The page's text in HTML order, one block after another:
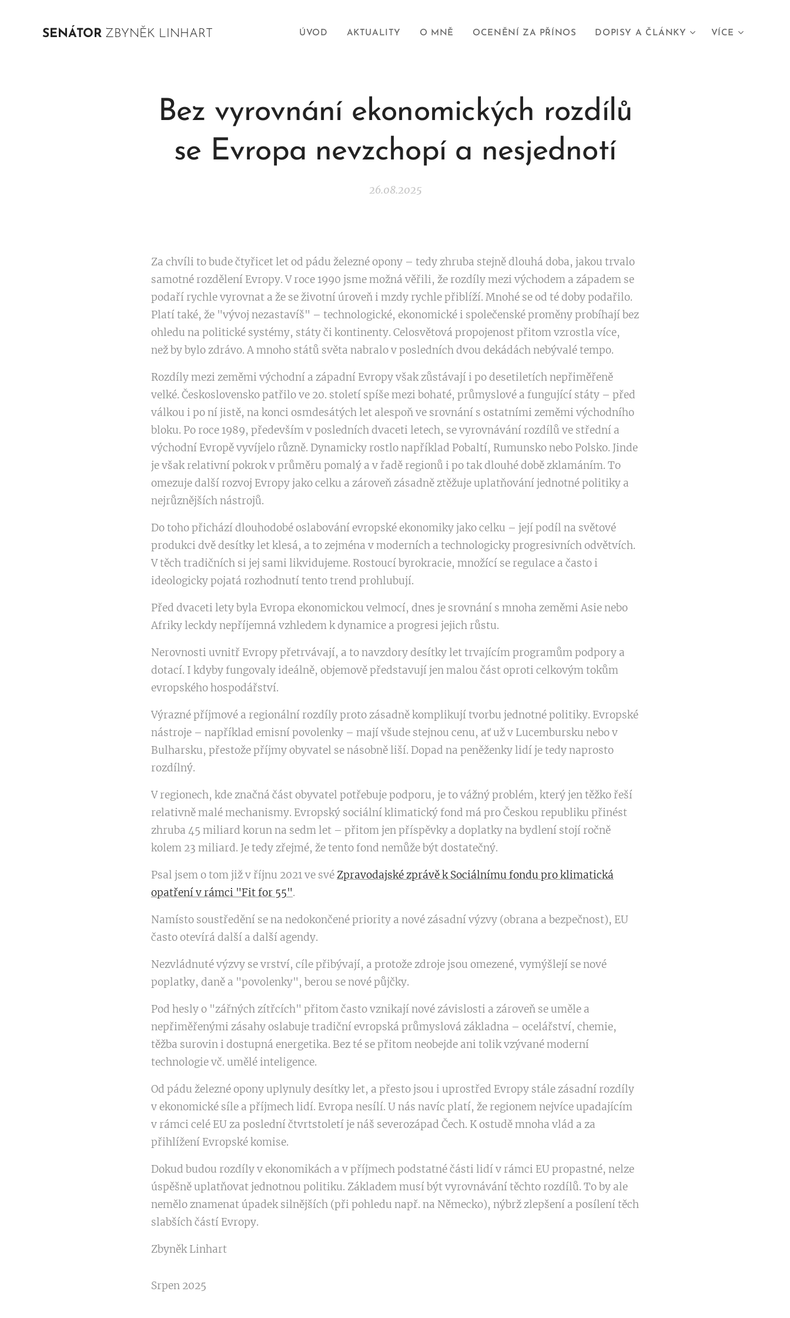
SENÁTOR ZBYNĚK LINHART ÚVOD AKTUALITY O MNĚ OCENĚNÍ ZA PŘÍNOS DOPISY A ČLÁNKY VÍCE
Bez vyrovnání ekonomických rozdílů
se Evropa nevzchopí a nesjednotí
26.08.2025
Za chvíli to bude čtyřicet let od pádu železné opony – tedy zhruba stejně dlouhá doba, jakou trvalo
samotné rozdělení Evropy. V roce 1990 jsme možná věřili, že rozdíly mezi východem a západem se
podaří rychle vyrovnat a že se životní úroveň i mzdy rychle přiblíží. Mnohé se od té doby podařilo.
Platí také, že "vývoj nezastavíš" – technologické, ekonomické i společenské proměny probíhají bez
ohledu na politické systémy, státy či kontinenty. Celosvětová propojenost přitom vzrostla více,
než by bylo zdrávo. A mnoho států světa nabralo v posledních dvou dekádách nebývalé tempo.
Rozdíly mezi zeměmi východní a západní Evropy však zůstávají i po desetiletích nepřiměřeně
velké. Československo patřilo ve 20. století spíše mezi bohaté, průmyslové a fungující státy – před
válkou i po ní jistě, na konci osmdesátých let alespoň ve srovnání s ostatními zeměmi východního
bloku. Po roce 1989, především v posledních dvaceti letech, se vyrovnávání rozdílů ve střední a
východní Evropě vyvíjelo různě. Dynamicky rostlo například Pobaltí, Rumunsko nebo Polsko. Jinde
je však relativní pokrok v průměru pomalý a v řadě regionů i po tak dlouhé době zklamáním. To
omezuje další rozvoj Evropy jako celku a zároveň zásadně ztěžuje uplatňování jednotné politiky a
nejrůznějších nástrojů.
Do toho přichází dlouhodobé oslabování evropské ekonomiky jako celku – její podíl na světové
produkci dvě desítky let klesá, a to zejména v moderních a technologicky progresivních odvětvích.
V těch tradičních si jej sami likvidujeme. Rostoucí byrokracie, množící se regulace a často i
ideologicky pojatá rozhodnutí tento trend prohlubují.
Před dvaceti lety byla Evropa ekonomickou velmocí, dnes je srovnání s mnoha zeměmi Asie nebo
Afriky leckdy nepříjemná vzhledem k dynamice a progresi jejich růstu.
Nerovnosti uvnitř Evropy přetrvávají, a to navzdory desítky let trvajícím programům podpory a
dotací. I kdyby fungovaly ideálně, objemově představují jen malou část oproti celkovým tokům
evropského hospodářství.
Výrazné příjmové a regionální rozdíly proto zásadně komplikují tvorbu jednotné politiky. Evropské
nástroje – například emisní povolenky – mají všude stejnou cenu, ať už v Lucembursku nebo v
Bulharsku, přestože příjmy obyvatel se násobně liší. Dopad na peněženky lidí je tedy naprosto
rozdílný.
V regionech, kde značná část obyvatel potřebuje podporu, je to vážný problém, který jen těžko řeší
relativně malé mechanismy. Evropský sociální klimatický fond má pro Českou republiku přinést
zhruba 45 miliard korun na sedm let – přitom jen příspěvky a doplatky na bydlení stojí ročně
kolem 23 miliard. Je tedy zřejmé, že tento fond nemůže být dostatečný.
Psal jsem o tom již v říjnu 2021 ve svéZpravodajské zprávě k Sociálnímu fondu pro klimatická
opatření v rámci "Fit for 55".
Namísto soustředění se na nedokončené priority a nové zásadní výzvy (obrana a bezpečnost), EU
často otevírá další a další agendy.
Nezvládnuté výzvy se vrství, cíle přibývají, a protože zdroje jsou omezené, vymýšlejí se nové
poplatky, daně a "povolenky", berou se nové půjčky.
Pod hesly o "zářných zítřcích" přitom často vznikají nové závislosti a zároveň se uměle a
nepřiměřenými zásahy oslabuje tradiční evropská průmyslová základna – ocelářství, chemie,
těžba surovin i dostupná energetika. Bez té se přitom neobejde ani tolik vzývané moderní
technologie vč. umělé inteligence.
Od pádu železné opony uplynuly desítky let, a přesto jsou i uprostřed Evropy stále zásadní rozdíly
v ekonomické síle a příjmech lidí. Evropa nesílí. U nás navíc platí, že regionem nejvíce upadajícím
v rámci celé EU za poslední čtvrtstoletí je náš severozápad Čech. K ostudě mnoha vlád a za
přihlížení Evropské komise.
Dokud budou rozdíly v ekonomikách a v příjmech podstatné části lidí v rámci EU propastné, nelze
úspěšně uplatňovat jednotnou politiku. Základem musí být vyrovnávání těchto rozdílů. To by ale
nemělo znamenat úpadek silnějších (při pohledu např. na Německo), nýbrž zlepšení a posílení těch
slabších částí Evropy.
Zbyněk Linhart
Srpen 2025